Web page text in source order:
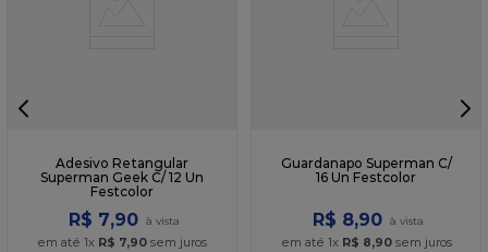
Adesivo Retangular
Superman Geek C/ 12 Un
Festcolor
R$ 7,90
em até 1x R$ 7,90 sem juros
Guardanapo Superman C/
16 Un Festcolor
R$ 8,90
em até 1x R$ 8,90sem juros